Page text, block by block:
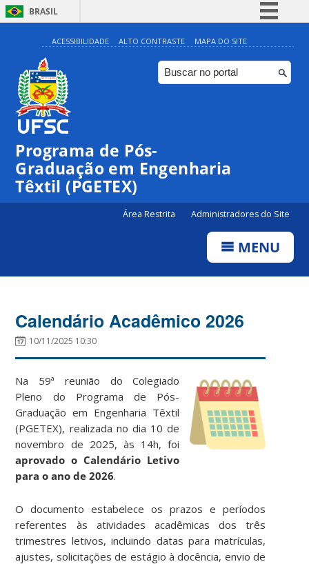
BRASIL
Simplifique!
Comunica BR
Participe
ACESSIBILIDADE ALTO CONTRASTE MAPA DO SITE
Programa de Pós-
Graduação em Engenharia
Têxtil (PGETEX)
Área Restrita Administradores do Site
MENU
Calendário Acadêmico 2026
10/11/2025 10:30
Na 59ª reunião do Colegiado
Pleno do Programa de Pós-
Graduação em Engenharia Têxtil
(PGETEX), realizada no dia 10 de
novembro de 2025, às 14h, foi
aprovado o Calendário Letivo
para o ano de 2026.
O documento estabelece os prazos e períodos
referentes às atividades acadêmicas dos três
trimestres letivos, incluindo datas para matrículas,
ajustes, solicitações de estágio à docência, envio de